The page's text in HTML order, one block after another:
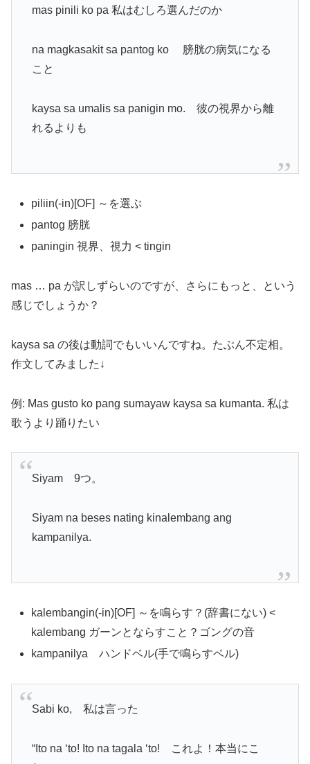
mas pinili ko pa 私はむしろ選んだのか
na magkasakit sa pantog ko 膀胱の病気になる
こと
kaysa sa umalis sa panigin mo. 彼の視界から離
れるよりも
piliin(-in)[OF] ～を選ぶ
pantog 膀胱
paningin 視界、視力 < tingin
mas … pa が訳しずらいのですが、さらにもっと、という
感じでしょうか？
kaysa sa の後は動詞でもいいんですね。たぶん不定相。
作文してみました↓
例: Mas gusto ko pang sumayaw kaysa sa kumanta. 私は
歌うより踊りたい
Siyam 9つ。
Siyam na beses nating kinalembang ang
kampanilya.
kalembangin(-in)[OF] ～を鳴らす？(辞書にない) <
kalembang ガーンとならすこと？ゴングの音
kampanilya ハンドベル(手で鳴らすベル)
Sabi ko, 私は言った
“Ito na ‘to! Ito na tagala ‘to! これよ！本当にこ